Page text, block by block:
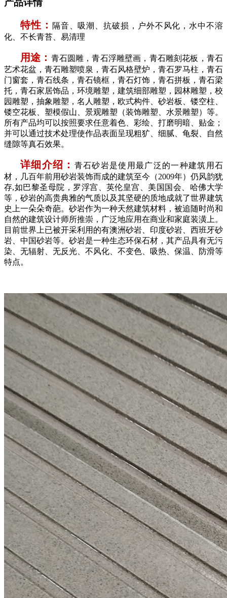
特性：
隔音、吸潮、抗破损，户外不风化，水中不溶
化、不长青苔、易清理
用途： 青石圆雕，青石浮雕壁画，青石雕刻花板，青石
艺术花盆，青石雕塑喷泉，青石风格壁炉，青石罗马柱，青石
门窗套，青石线条，青石镜框，青石灯饰，青石拼板，青石梁
托，青石家居饰品，环境雕塑，建筑细部雕塑，园林雕塑，校
园雕塑，抽象雕塑，名人雕塑，欧式构件、砂岩板、镂空柱、
镂空花板、塑模假山、景观雕塑（装饰雕塑、水景雕塑）等。
所有产品均可以按照要求任意着色、彩绘、打磨明暗、贴金；
并可以通过技术处理使作品表面呈现粗犷、细腻、龟裂、自然
缝隙等真石效果。
详细介绍： 青石砂岩是使用最广泛的一种建筑用石
材，几百年前用砂岩装饰而成的建筑至今（2009年）仍风韵犹
存,如巴黎圣母院，罗浮宫、英伦皇宫、美国国会、哈佛大学
等，砂岩的高贵典雅的气质以及其坚硬的质地成就了世界建筑
史上一朵朵奇葩。砂岩作为一种天然建筑材料，被追随时尚和
自然的建筑设计师所推崇，广泛地应用在商业和家庭装潢上。
目前世界上已被开采利用的有澳洲砂岩、印度砂岩、西班牙砂
岩、中国砂岩等。砂岩是一种生态环保石材，其产品具有无污
染、无辐射、无反光、不风化、不变色、吸热、保温、防滑等
特点。